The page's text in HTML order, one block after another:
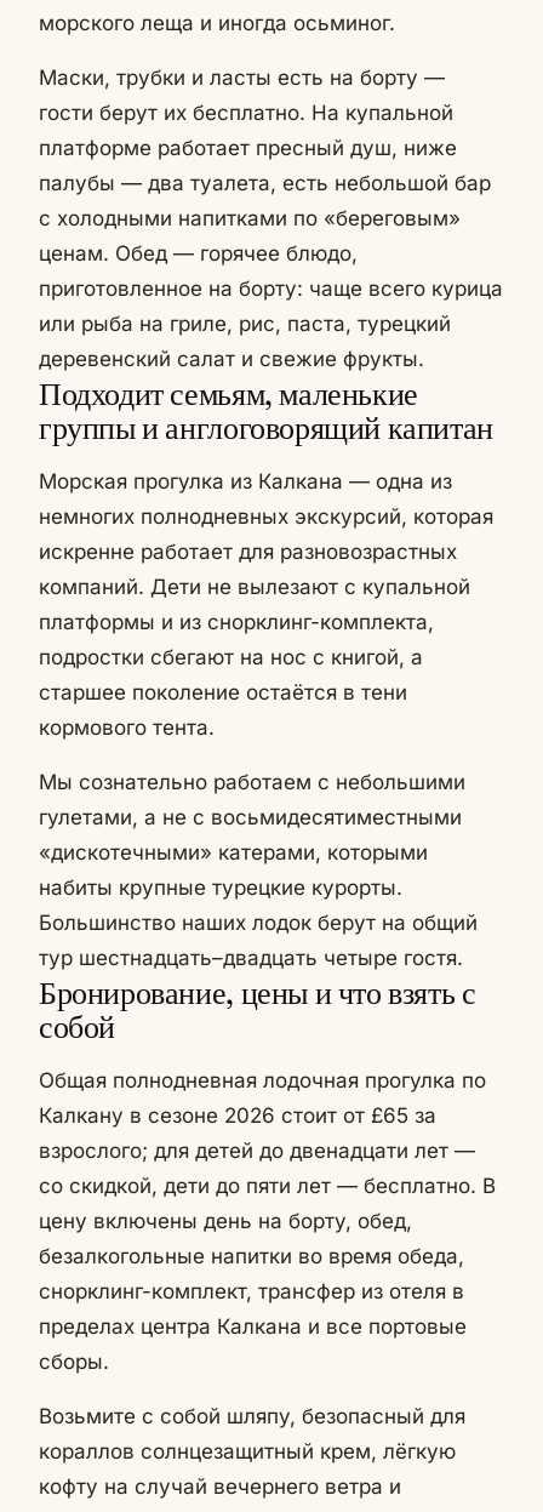
морского леща и иногда осьминог.
Маски, трубки и ласты есть на борту —
гости берут их бесплатно. На купальной
платформе работает пресный душ, ниже
палубы — два туалета, есть небольшой бар
с холодными напитками по «береговым»
ценам. Обед — горячее блюдо,
приготовленное на борту: чаще всего курица
или рыба на гриле, рис, паста, турецкий
деревенский салат и свежие фрукты.
Подходит семьям, маленькие
группы и англоговорящий капитан
Морская прогулка из Калкана — одна из
немногих полнодневных экскурсий, которая
искренне работает для разновозрастных
компаний. Дети не вылезают с купальной
платформы и из снорклинг-комплекта,
подростки сбегают на нос с книгой, а
старшее поколение остаётся в тени
кормового тента.
Мы сознательно работаем с небольшими
гулетами, а не с восьмидесятиместными
«дискотечными» катерами, которыми
набиты крупные турецкие курорты.
Большинство наших лодок берут на общий
тур шестнадцать–двадцать четыре гостя.
Бронирование, цены и что взять с
собой
Общая полнодневная лодочная прогулка по
Калкану в сезоне 2026 стоит от £65 за
взрослого; для детей до двенадцати лет —
со скидкой, дети до пяти лет — бесплатно. В
цену включены день на борту, обед,
безалкогольные напитки во время обеда,
снорклинг-комплект, трансфер из отеля в
пределах центра Калкана и все портовые
сборы.
Возьмите с собой шляпу, безопасный для
кораллов солнцезащитный крем, лёгкую
кофту на случай вечернего ветра и